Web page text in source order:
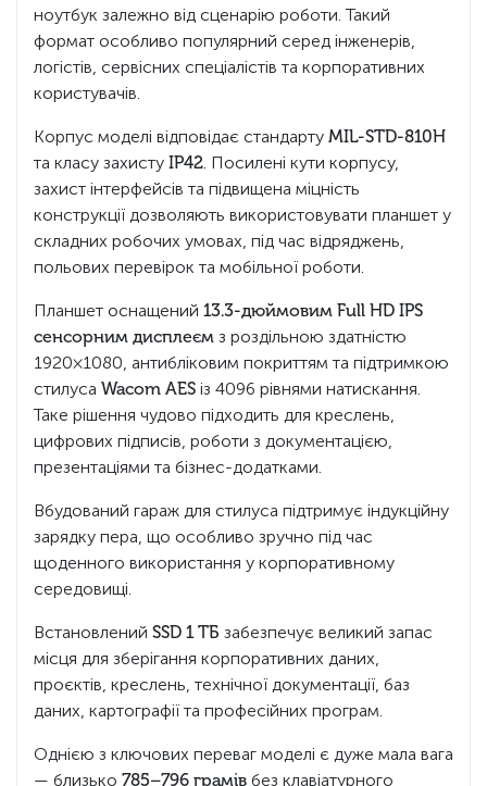
ноутбук залежно від сценарію роботи. Такий
формат особливо популярний серед інженерів,
логістів, сервісних спеціалістів та корпоративних
користувачів.
Корпус моделі відповідає стандарту MIL-STD-810H
та класу захисту IP42 . Посилені кути корпусу,
захист інтерфейсів та підвищена міцність
конструкції дозволяють використовувати планшет у
складних робочих умовах, під час відряджень,
польових перевірок та мобільної роботи.
Планшет оснащений 13.3-дюймовим Full HD IPS
сенсорним дисплеєм з роздільною здатністю
1920×1080, антибліковим покриттям та підтримкою
стилуса Wacom AES із 4096 рівнями натискання.
Таке рішення чудово підходить для креслень,
цифрових підписів, роботи з документацією,
презентаціями та бізнес-додатками.
Вбудований гараж для стилуса підтримує індукційну
зарядку пера, що особливо зручно під час
щоденного використання у корпоративному
середовищі.
Встановлений SSD 1 ТБ забезпечує великий запас
місця для зберігання корпоративних даних,
проєктів, креслень, технічної документації, баз
даних, картографії та професійних програм.
Однією з ключових переваг моделі є дуже мала вага
— близько 785–796 грамів без клавіатурного